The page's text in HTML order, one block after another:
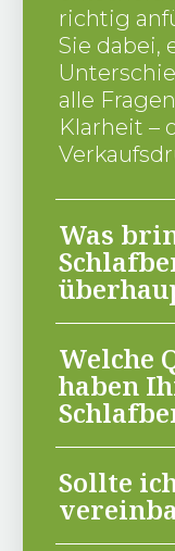
richtig
Sie dabei,
alle
Klarheit –
Was
Welche
haben
Sollte